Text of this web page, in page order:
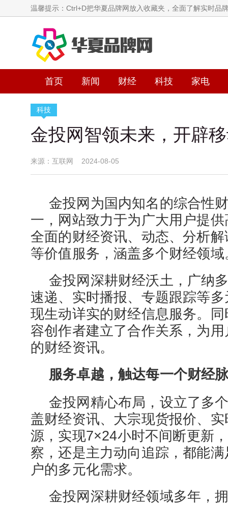
温馨提示：Ctrl+D把华夏品牌网放入收藏夹，全面了解实时品
首页 新闻 财经 科技 家电
科技
金投网智领未来，开辟
来源：互联网 2024-08-05
金投网为国内知名的综合性
一，网站致力于为广大用户提
全面的财经资讯、动态、分析
等价值服务，涵盖多个财经领域
金投网深耕财经沃土，广纳
速递、实时播报、专题跟踪等
现生动详实的财经信息服务。
容创作者建立了合作关系，为
的财经资讯。
服务卓越，触达每一个财经
金投网精心布局，设立了多
盖财经资讯、大宗现货报价、
源，实现7×24小时不间断更新
察，还是主力动向追踪，都能
户的多元化需求。
金投网深耕财经领域多年，